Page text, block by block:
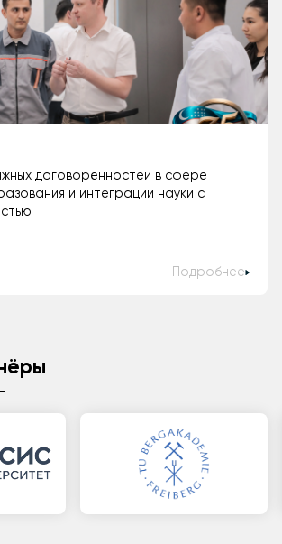
договорённостей в сфере
и интеграции науки с
Подробнее